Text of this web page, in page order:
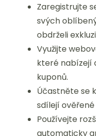
Zaregistrujte
svých
obdrželi
Využijte
které nabízejí
kuponů.
Účastněte se
sdílejí ověřené
Používejte
automaticky